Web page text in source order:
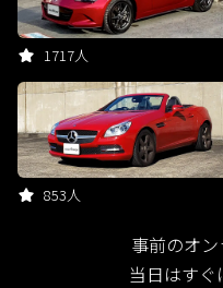
1717人
853人
事前のオ
当日はす